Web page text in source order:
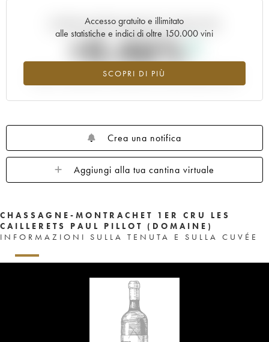
Accesso gratuito e illimitato
alle statistiche e indici di oltre 150.000 vini
SCOPRI DI PIÙ
Andamento della quotazione in tempo reale
+0.46%
Valore in aumento per l'annata 2002 nel 2026 rispetto al 2025
Crea una notifica
Aggiungi alla tua cantina virtuale
CHASSAGNE-MONTRACHET 1ER CRU LES
CAILLERETS PAUL PILLOT (DOMAINE)
INFORMAZIONI SULLA TENUTA E SULLA CUVÉE